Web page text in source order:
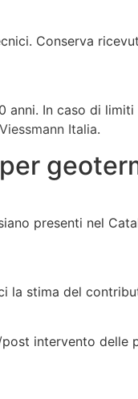
Conserva
anni. In caso di
Viessmann Italia.
presenti nel
la stima del
intervento delle